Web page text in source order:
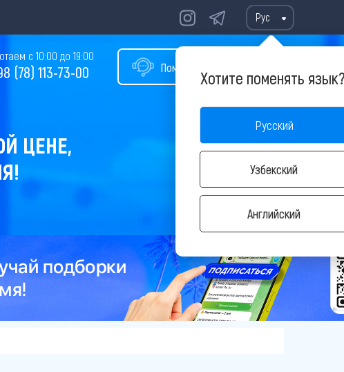
Рус
Хотите поменять
Русский
Узбекский
Английский
Помощь в подборе тура
с 10:00 до 19:00
(78) 113-73-00
ЦЕНЕ,